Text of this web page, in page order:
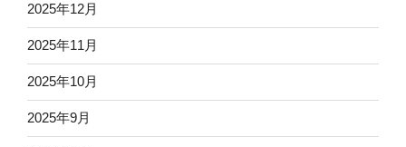
2025年12月
2025年11月
2025年10月
2025年9月